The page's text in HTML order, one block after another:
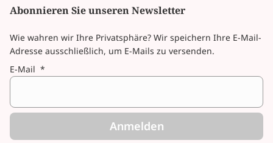
Abonnieren Sie unseren Newsletter
E-Mail *
Anmelden
Wie wahren wir Ihre Privatsphäre? Wir speichern Ihre E-Mail-
Adresse ausschließlich, um E-Mails zu versenden.